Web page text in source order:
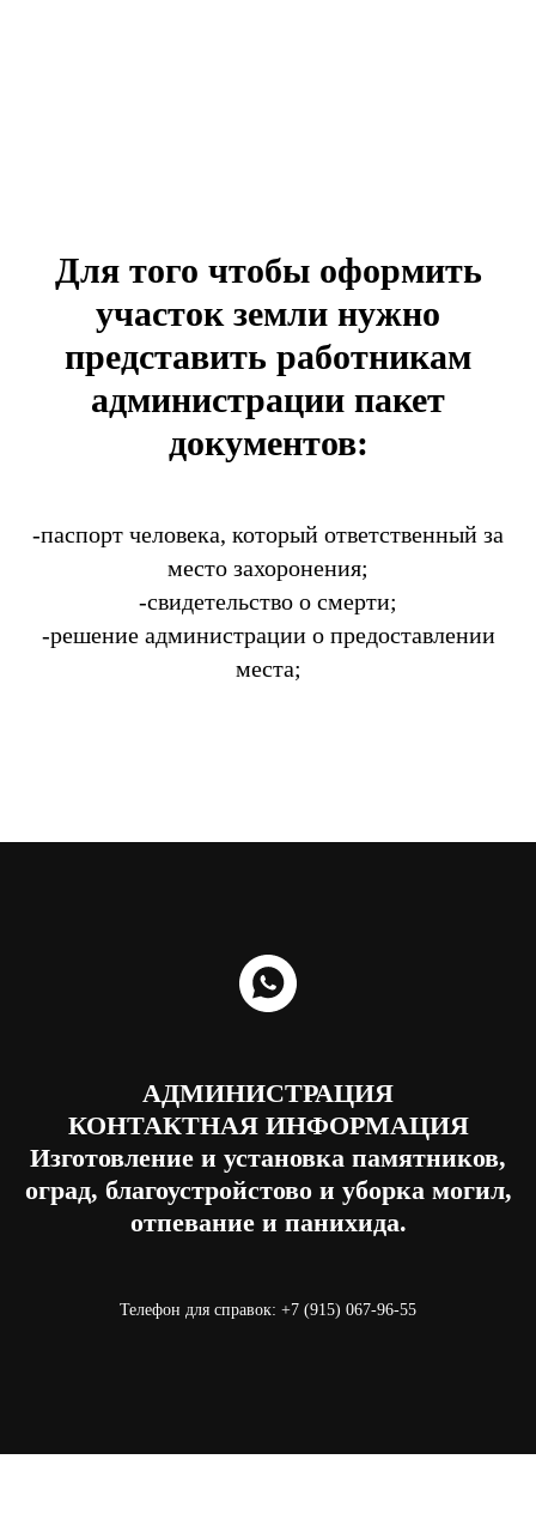
Для того чтобы оформить
участок земли нужно
представить работникам
администрации пакет
документов:
-паспорт человека, который ответственный за
место захоронения;
-свидетельство о смерти;
-решение администрации о предоставлении
места;
АДМИНИСТРАЦИЯ
КОНТАКТНАЯ ИНФОРМАЦИЯ
Изготовление и установка памятников,
оград, благоустройстово и уборка могил,
отпевание и панихида.
Телефон для справок: +7 (915) 067-96-55